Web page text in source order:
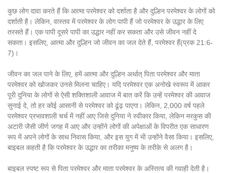
कुछ लोग दावा करते हैं कि आत्मा परमेश्वर को दर्शाता है और दुल्हिन परमेश्वर के लोगों को
दर्शाती है। लेकिन, वास्तव में परमेश्वर के लोग पापी हैं जो परमेश्वर के उद्धार के लिए
तरसते हैं। एक पापी दूसरे पापी का उद्धार नहीं कर सकता और उसे जीवन नहीं दे
सकता। इसलिए, आत्मा और दुल्हिन जो जीवन का जल देते हैं, परमेश्वर हैं(प्रक 21:6-
7)।
जीवन का जल पाने के लिए, हमें आत्मा और दुल्हिन अर्थात् पिता परमेश्वर और माता
परमेश्वर को खोजकर उनसे मिलना चाहिए। यदि परमेश्वर एक अनोखे स्वरूप में आकर
पूरी दुनिया के लोगों से ऐसी शक्तिशाली आवाज में बात करें कि उन्हें परमेश्वर की आवाज
सुनाई दे, तो हर कोई आसानी से परमेश्वर को ढूंढ़ पाएगा। लेकिन, 2,000 वर्ष पहले
परमेश्वर प्रभावशाली चर्च में नहीं आए जिसे दुनिया ने स्वीकार किया, लेकिन मरकुस की
अटारी जैसी जीर्ण जगह में आए और उन्होंने लोगों की अपेक्षाओं के विपरीत एक साधारण
रूप में अपने लोगों के साथ निवास किया, और इस युग में भी उन्होंने वैसा किया। इसलिए,
बाइबल कहती है कि परमेश्वर के उद्धार का तरीका मनुष्य के तरीके से अलग है।
बाइबल स्पष्ट रूप से पिता परमेश्वर और माता परमेश्वर के अस्तित्व की गवाही देती है।